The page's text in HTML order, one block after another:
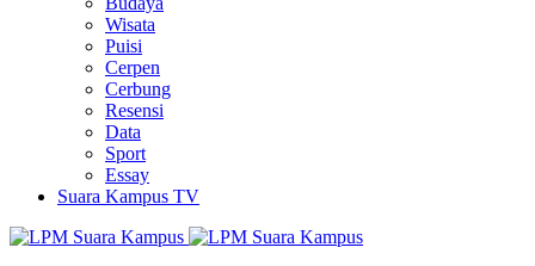
Wisata
Puisi
Cerpen
Cerbung
Resensi
Data
Sport
Essay
Suara Kampus TV